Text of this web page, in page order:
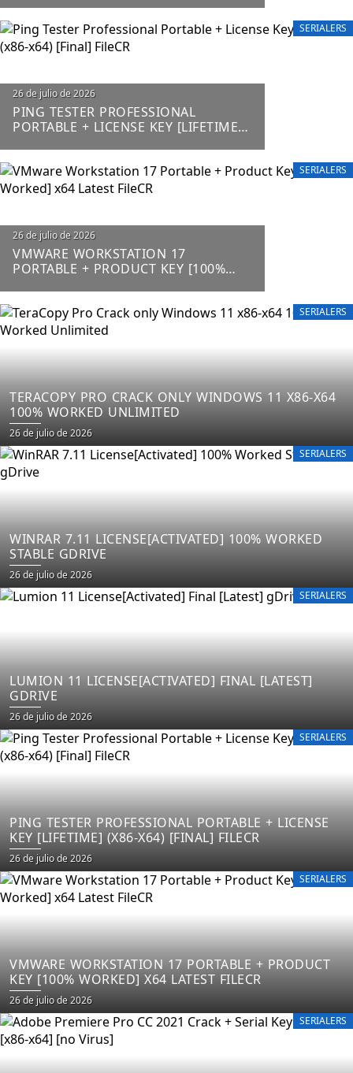
SERIALERS
26 de julio de 2026
PING TESTER PROFESSIONAL
PORTABLE + LICENSE KEY [LIFETIME]
SERIALERS
26 de julio de 2026
VMWARE WORKSTATION 17
PORTABLE + PRODUCT KEY [100%
SERIALERS
TERACOPY PRO CRACK ONLY WINDOWS 11 X86-X64
100% WORKED UNLIMITED
26 de julio de 2026
SERIALERS
WINRAR 7.11 LICENSE[ACTIVATED] 100% WORKED
STABLE GDRIVE
26 de julio de 2026
SERIALERS
LUMION 11 LICENSE[ACTIVATED] FINAL [LATEST]
GDRIVE
26 de julio de 2026
SERIALERS
PING TESTER PROFESSIONAL PORTABLE + LICENSE
KEY [LIFETIME] (X86-X64) [FINAL] FILECR
26 de julio de 2026
SERIALERS
VMWARE WORKSTATION 17 PORTABLE + PRODUCT
KEY [100% WORKED] X64 LATEST FILECR
26 de julio de 2026
SERIALERS